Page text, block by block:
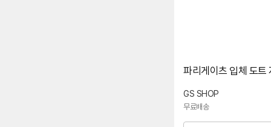
파리게이츠 입체 도트
GS SHOP
무료배송